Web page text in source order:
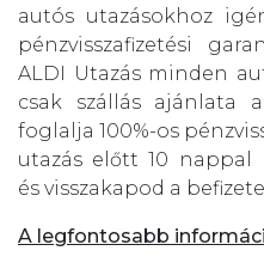
autós utazásokhoz
pénzvisszafizetési
ALDI Utazás minden
csak szállás ajánlata
foglalja 100%-os
utazás előtt 10 nappal
és visszakapod a
A legfontosabb